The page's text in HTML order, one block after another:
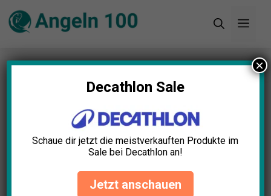
Zum
Inhalt
Startseite»Blog»Angelrute Teleskop Test: Die
11 besten (Bestenliste)Decathlon Sale
Schaue dir jetzt die meistverkauften Produkte im
Sale bei Decathlon an!
Jetzt anschauen
×